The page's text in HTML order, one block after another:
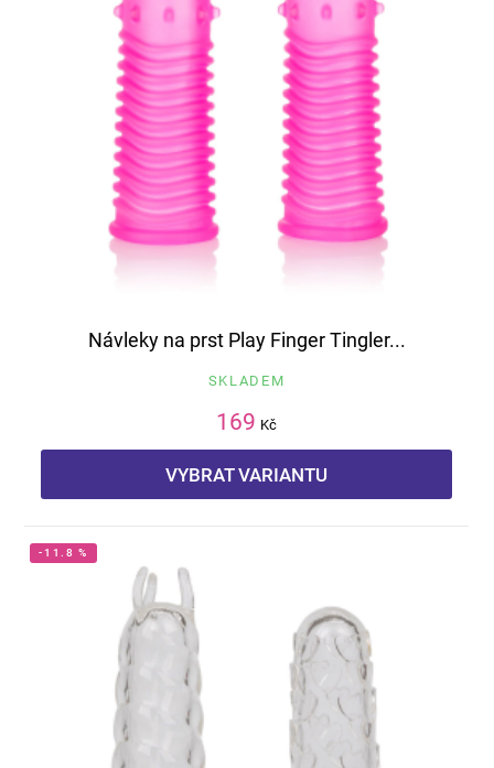
Návleky na prst Play Finger Tingler...
SKLADEM
169 Kč
VYBRAT VARIANTU
-11.8 %